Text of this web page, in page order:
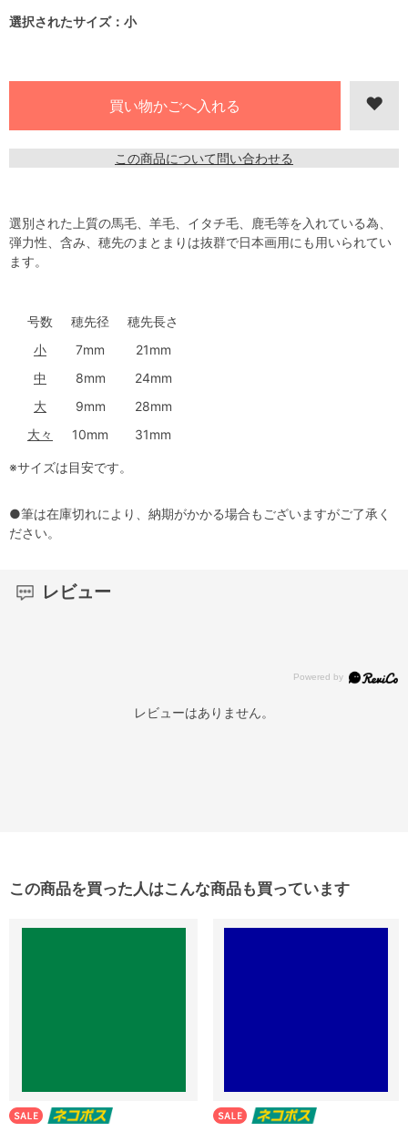
選択されたサイズ：小
この商品について問い合わせる
選別された上質の馬毛、羊毛、イタチ毛、鹿毛等を入れている為、
弾力性、含み、穂先のまとまりは抜群で日本画用にも用いられてい
ます。
号数 穂先径
穂先長さ
小
7mm
21mm
中
8mm
24mm
大
9mm
28mm
大々
10mm 31mm
※サイズは目安です。
●筆は在庫切れにより、納期がかかる場合もございますがご了承く
ださい。
レビュー
レビューはありません。
この商品を買った人はこんな商品も買っています